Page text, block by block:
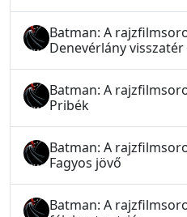
Batman: A
Denevérlány visszatér
Batman: A
Pribék
Batman: A
Fagyos jövő
Batman: A